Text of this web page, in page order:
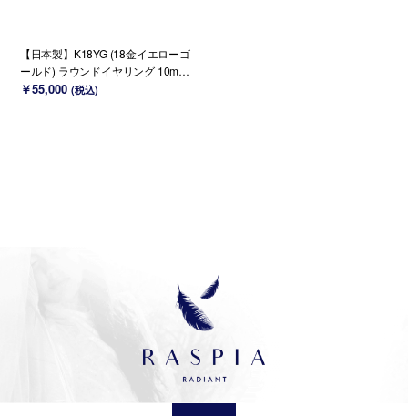
【日本製】K18YG (18金イエローゴ
ールド) ラウンドイヤリング 10mm×
0.7mm【ペア】
￥55,000 (税込)